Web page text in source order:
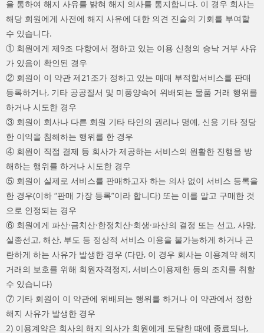
을 통하여 해지 사유를 밝혀 해지 의사를 통지합니다. 이 경우 회사는
해당 회원에게 사전에 해지 사유에 대한 의견 진술의 기회를 부여할
수 있습니다.
① 회원에게 제9조 다항에서 정하고 있는 이용 신청의 승낙 거부 사유
가 있음이 확인된 경우
② 회원이 이 약관 제21조가 정하고 있는 매매 부적합서비스를 판매
등록하거나, 기타 공공질서 및 미풍양속에 위배되는 물품 거래 행위를
하거나 시도한 경우
③ 회원이 회사나 다른 회원 기타 타인의 권리나 명예, 신용 기타 정당
한 이익을 침해하는 행위를 한 경우
④ 회원이 직접 결제 등 회사가 제공하는 서비스의 원활한 진행을 방
해하는 행위를 하거나 시도한 경우
⑤ 회원이 실제로 서비스를 판매하고자 하는 의사 없이 서비스 등록을
한 경우(이하 “판매 가장 등록”이라 합니다) 또는 이를 알고 구매한 것
으로 인정되는 경우
⑥ 회원에게 파산·금치산·한정치산·회생·파산의 결정 또는 선고, 사망,
실종선고, 해산, 부도 등 정상적 서비스 이용을 불가능하게 하거나 곤
란하게 하는 사유가 발생한 경우 (다만, 이 경우 회사는 이용계약 해지
거래의 보호를 위해 회원자격정지, 서비스이용제한 등의 조치를 취할
수 있습니다)
⑦ 기타 회원이 이 약관에 위배되는 행위를 하거나 이 약관에서 정한
해지 사유가 발생한 경우
2) 이용계약은 회사의 해지 의사가 회원에게 도달한 때에 종료되나,